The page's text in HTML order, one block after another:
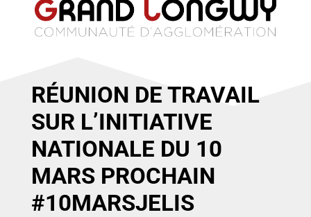
RÉUNION DE TRAVAIL
SUR L’INITIATIVE
NATIONALE DU 10
MARS PROCHAIN
#10MARSJELIS